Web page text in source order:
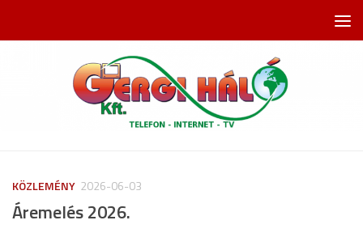
KÖZLEMÉNY 2026-06-03
Áremelés 2026.